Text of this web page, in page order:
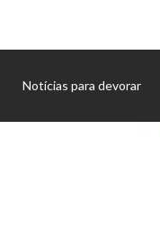
Notícias para devorar